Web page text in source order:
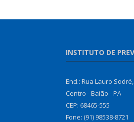
INSTITUTO DE
End.: Rua Lauro
Centro - Baião - PA
CEP: 68465-555
Fone: (91) 98538-8721